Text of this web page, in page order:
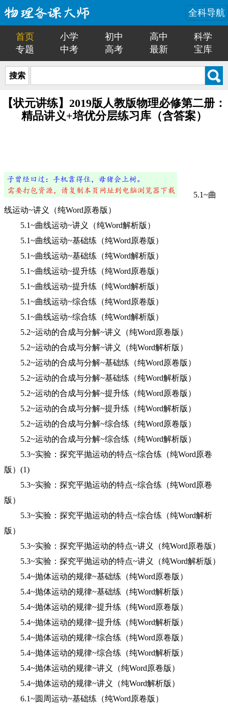
全科导航
首页 小学 初中 高中
科学
专题
中考 高考 最新 宝库
搜索
【状元讲练】2019版人教版物理必修第二册：
精品讲义+培优分层练习库（含答案）
5.1~曲
线运动~讲义（纯Word原卷版）
5.1~曲线运动~讲义（纯Word解析版）
5.1~曲线运动~基础练（纯Word原卷版）
5.1~曲线运动~基础练（纯Word解析版）
5.1~曲线运动~提升练（纯Word原卷版）
5.1~曲线运动~提升练（纯Word解析版）
5.1~曲线运动~综合练（纯Word原卷版）
5.1~曲线运动~综合练（纯Word解析版）
5.2~运动的合成与分解~讲义（纯Word原卷版）
5.2~运动的合成与分解~讲义（纯Word解析版）
5.2~运动的合成与分解~基础练（纯Word原卷版）
5.2~运动的合成与分解~基础练（纯Word解析版）
5.2~运动的合成与分解~提升练（纯Word原卷版）
5.2~运动的合成与分解~提升练（纯Word解析版）
5.2~运动的合成与分解~综合练（纯Word原卷版）
5.2~运动的合成与分解~综合练（纯Word解析版）
5.3~实验：探究平抛运动的特点~综合练（纯Word原卷
版）(1)
5.3~实验：探究平抛运动的特点~综合练（纯Word原卷
版）
5.3~实验：探究平抛运动的特点~综合练（纯Word解析
版）
5.3~实验：探究平抛运动的特点~讲义（纯Word原卷版）
5.3~实验：探究平抛运动的特点~讲义（纯Word解析版）
5.4~抛体运动的规律~基础练（纯Word原卷版）
5.4~抛体运动的规律~基础练（纯Word解析版）
5.4~抛体运动的规律~提升练（纯Word原卷版）
5.4~抛体运动的规律~提升练（纯Word解析版）
5.4~抛体运动的规律~综合练（纯Word原卷版）
5.4~抛体运动的规律~综合练（纯Word解析版）
5.4~抛体运动的规律~讲义（纯Word原卷版）
5.4~抛体运动的规律~讲义（纯Word解析版）
6.1~圆周运动~基础练（纯Word原卷版）